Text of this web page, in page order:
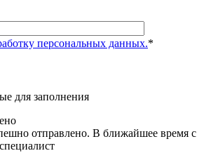
персональных данных.*
для заполнения
отправлено. В ближайшее время с